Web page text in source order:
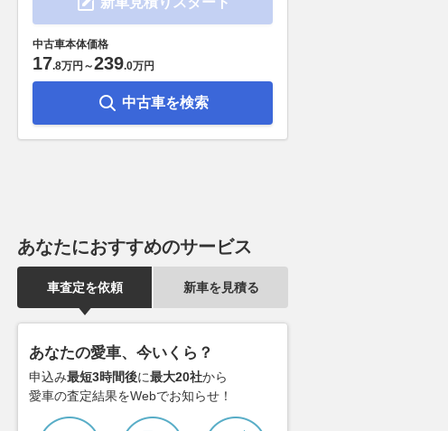
コルスキー「モザイク」で先
部分を隠した“謎の航空機”の
ブリヂストン、熊本地震の被災
地支援に総額2050万円を寄付
中古車本体価格
17.8万円 ～239.0万円
中古車を検索
あなたにおすすめのサービス
車査定を依頼 新車を見積る
あなたの愛車、今いくら？
申込み最短3時間後に最大20社から
愛車の査定結果をWebでお知らせ！